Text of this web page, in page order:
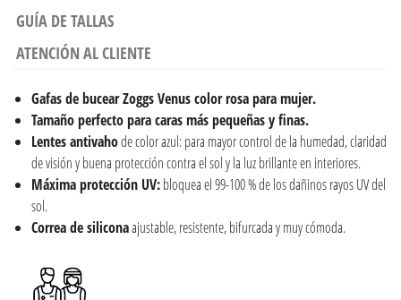
GUÍA DE TALLAS
ATENCIÓN AL CLIENTE
Gafas de bucear Zoggs Venus color rosa para mujer.
Tamaño perfecto para caras más pequeñas y finas.
Lentes antivahode color azul: para mayor control de la humedad, claridad
de visión y buena protección contra el sol y la luz brillante en interiores.
Máxima protección UV:bloquea el 99-100 % de los dañinos rayos UV del
sol.
Correa de siliconaajustable, resistente, bifurcada y muy cómoda.